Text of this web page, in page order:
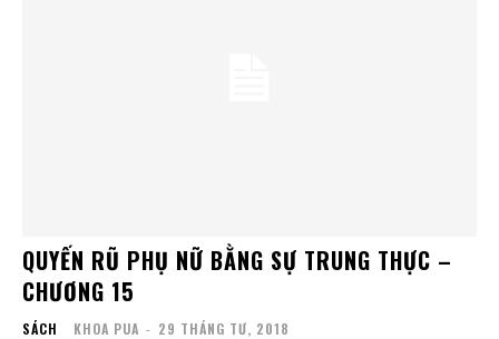
QUYẾN RŨ PHỤ NỮ BẰNG SỰ TRUNG THỰC –
CHƯƠNG 15
SÁCH KHOA PUA - 29 THÁNG TƯ, 2018